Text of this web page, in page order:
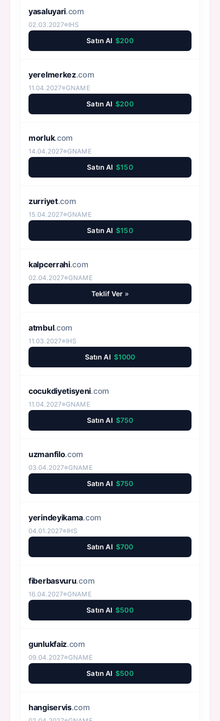
yasaluyari.com
02.03.2027●IHS
Satın Al $200
yerelmerkez.com
11.04.2027●GNAME
Satın Al $200
morluk.com
14.04.2027●GNAME
Satın Al $150
zurriyet.com
15.04.2027●GNAME
Satın Al $150
kalpcerrahi.com
02.04.2027●GNAME
Teklif Ver »
atmbul.com
11.03.2027●IHS
Satın Al $1000
cocukdiyetisyeni.com
11.04.2027●GNAME
Satın Al $750
uzmanfilo.com
03.04.2027●GNAME
Satın Al $750
yerindeyikama.com
04.01.2027●IHS
Satın Al $700
fiberbasvuru.com
16.04.2027●GNAME
Satın Al $500
gunlukfaiz.com
09.04.2027●GNAME
Satın Al $500
hangiservis.com